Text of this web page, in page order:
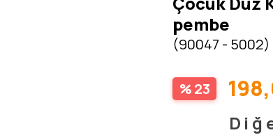
pembe
(90047 - 5002)
23